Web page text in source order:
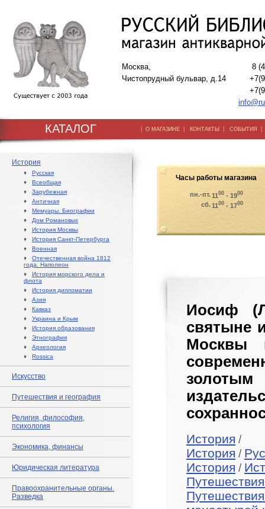
Москва,
Чистопрудный бульвар, д.14
8
КАТАЛОГ | О МАГАЗИНЕ | КОНТАКТЫ | СОБЫТИЯ
История
♦ Русская
♦ Всеобщая
♦ Зарубежная
♦ Античная
♦ Мемуары. Биографии
♦ Дом Романовых
♦ История Москвы
♦ История Санкт-Петербурга
♦ Военная
♦ Отечественная война 1812
года. Наполеон
♦ История морского дела и
флота
♦ История дипломатии
♦ Азия
♦ Кавказ
♦ Украина и Крым
♦ История образования
♦ Этнография
♦ Археология
♦ Rossica
Искусство
Путешествия и география
Религия, философия,
психология
Экономика, финансы
Юридическая литература
Правоохранительные органы.
Разведка
Часы работы магазина
пн.-пт.1100 - 1900
сб.1100 - 1700
Иосиф
святыне
Москвы
золотым
История /
История /
История /